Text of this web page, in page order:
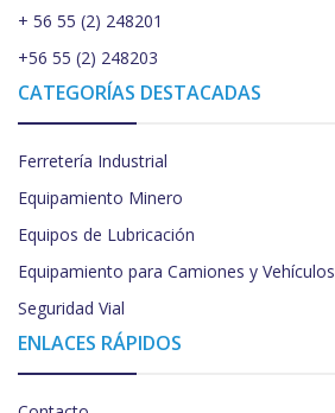
+ 56 55 (2) 248201
+56 55 (2) 248203
CATEGORÍAS DESTACADAS
Ferretería Industrial
Equipamiento Minero
Equipos de Lubricación
Equipamiento para Camiones y Vehículos
Seguridad Vial
ENLACES RÁPIDOS